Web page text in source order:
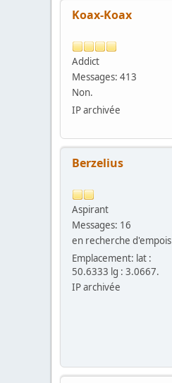
Koax-Koax
Addict
Messages: 413
Non.
IP archivée
Berzelius
Aspirant
Messages: 16
en recherche d'empois
Emplacement: lat :
50.6333 lg : 3.0667.
IP archivée